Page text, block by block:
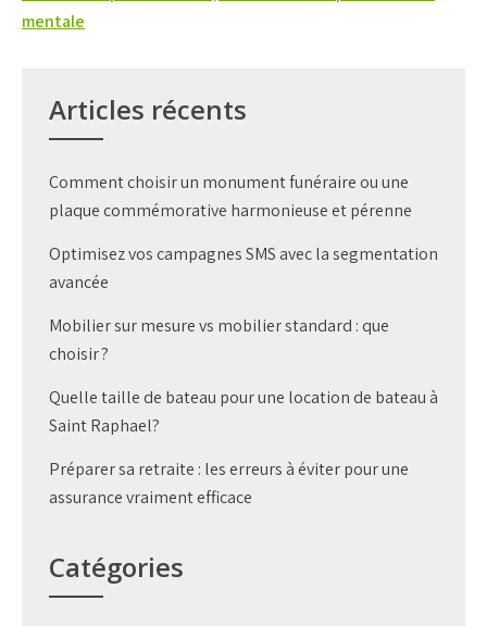
l’article
mentale
Articles récents
Comment choisir un monument funéraire ou une
plaque commémorative harmonieuse et pérenne
Optimisez vos campagnes SMS avec la segmentation
avancée
Mobilier sur mesure vs mobilier standard : que
choisir ?
Quelle taille de bateau pour une location de bateau à
Saint Raphael?
Préparer sa retraite : les erreurs à éviter pour une
assurance vraiment efficace
Catégories